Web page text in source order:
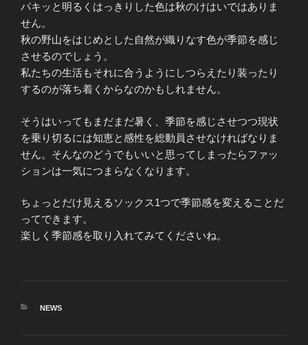
パキッと明るくはっきりした色は秋のけはいではありま
せん。
秋の野山をはじめとした自然が織りなす色が季節を感じ
させるのでしょう。
私たちの生活もそれに合うようにしつらえたり装ったり
するのが落ち着くからなのかもしれません。
そうはいってもまだまだ暑く、季節を感じさせつつ現状
を乗り切るには知恵と感性を総動員させなければなりま
せん。そんなのどうでもいいと思ってしまったらファッ
ションは一気につまらなくなります。
ちょっとだけ見えるソックス1つで季節感を変えることだ
ってできます。
楽しく季節感を取り入れてみてくださいね。
カ
NEWS